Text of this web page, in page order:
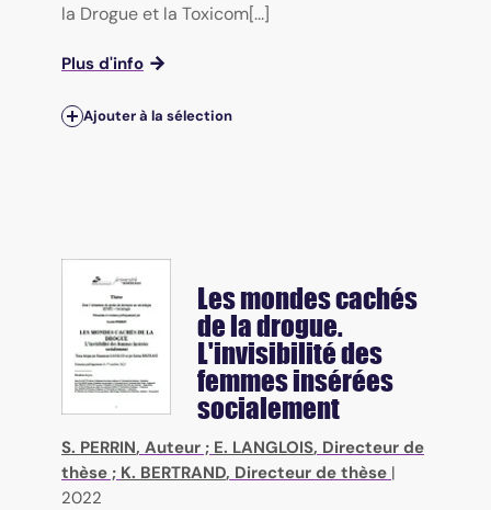
la Drogue et la Toxicom[...]
Plus d'info
Ajouter à la sélection
Les mondes cachés
de la drogue.
L'invisibilité des
femmes insérées
socialement
S. PERRIN, Auteur ; E. LANGLOIS, Directeur de
thèse ; K. BERTRAND, Directeur de thèse |
2022